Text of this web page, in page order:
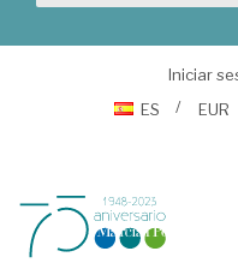
Iniciar
ES
EUR